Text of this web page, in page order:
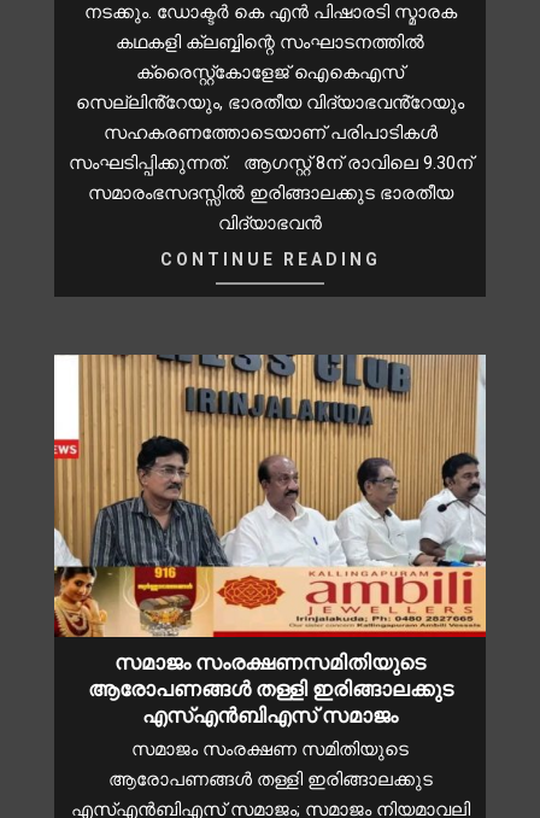
നടക്കും. ഡോക്ടർ കെ എൻ പിഷാരടി സ്മാരക
കഥകളി ക്ലബ്ബിന്റെ സംഘാടനത്തിൽ
ക്രൈസ്റ്റ്കോളേജ് ഐകെഎസ്
സെല്ലിൻ്റേയും, ഭാരതീയ വിദ്യാഭവൻ്റേയും
സഹകരണത്തോടെയാണ് പരിപാടികൾ
സംഘടിപ്പിക്കുന്നത്. ആഗസ്റ്റ് 8ന് രാവിലെ 9.30ന്
സമാരംഭസദസ്സിൽ ഇരിങ്ങാലക്കുട ഭാരതീയ
വിദ്യാഭവൻ
CONTINUE READING
സമാജം സംരക്ഷണസമിതിയുടെ
ആരോപണങ്ങൾ തള്ളി ഇരിങ്ങാലക്കുട
എസ്എൻബിഎസ് സമാജം
സമാജം സംരക്ഷണ സമിതിയുടെ
ആരോപണങ്ങൾ തള്ളി ഇരിങ്ങാലക്കുട
എസ്എൻബിഎസ് സമാജം; സമാജം നിയമാവലി